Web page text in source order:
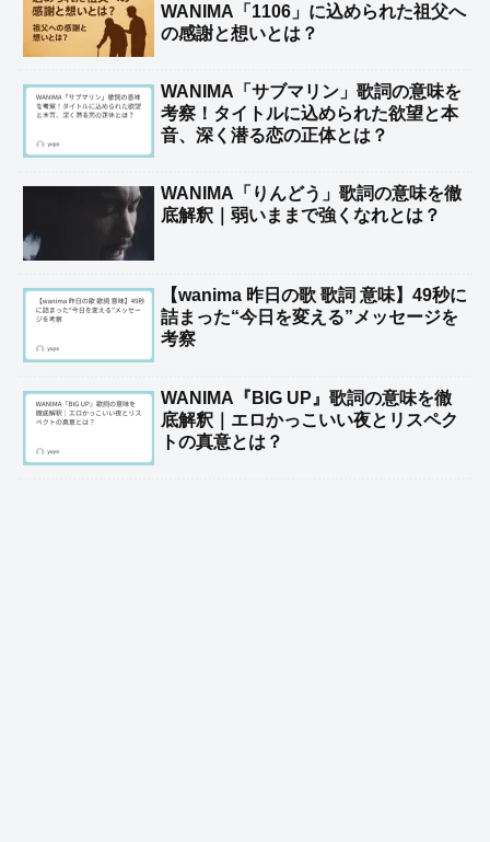
WANIMA「1106」に込められた祖父へ
の感謝と想いとは？
WANIMA「サブマリン」歌詞の意味を
考察！タイトルに込められた欲望と本
音、深く潜る恋の正体とは？
WANIMA「りんどう」歌詞の意味を徹
底解釈｜弱いままで強くなれとは？
【wanima 昨日の歌 歌詞 意味】49秒に
詰まった“今日を変える”メッセージを
考察
WANIMA『BIG UP』歌詞の意味を徹
底解釈｜エロかっこいい夜とリスペク
トの真意とは？